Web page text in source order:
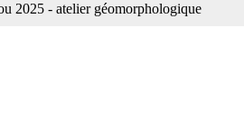
2025 - atelier géomorphologique